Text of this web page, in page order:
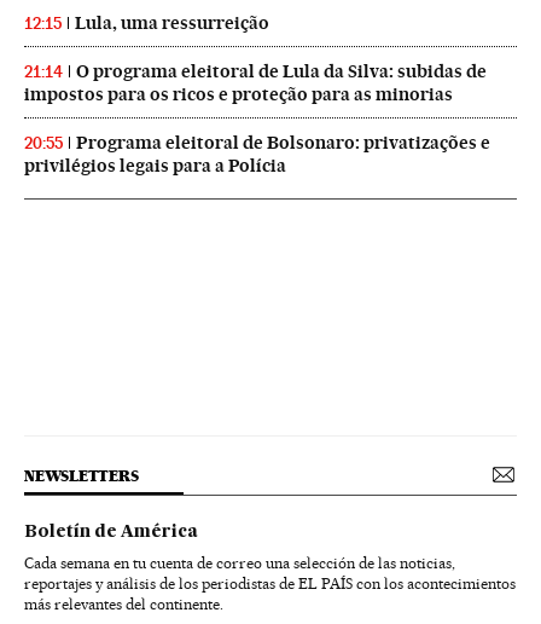
12:15 Lula, uma ressurreição
21:14
O programa eleitoral de Lula da Silva: subidas de
impostos para os ricos e proteção para as minorias
20:55
Programa eleitoral de Bolsonaro: privatizações e
privilégios legais para a Polícia
NEWSLETTERS
Boletín de América
Cada semana en tu cuenta de correo una selección de las noticias,
reportajes y análisis de los periodistas de EL PAÍS con los acontecimientos
más relevantes del continente.